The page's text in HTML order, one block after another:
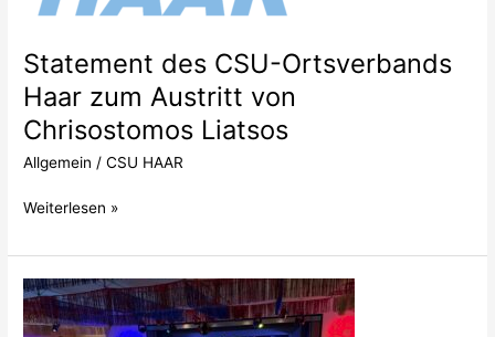
Statement des CSU-Ortsverbands
Haar zum Austritt von
Chrisostomos Liatsos
Allgemein /CSU HAAR
zum
von
Chrisostomos
Liatsos
Weiterlesen »
Volles
Haus